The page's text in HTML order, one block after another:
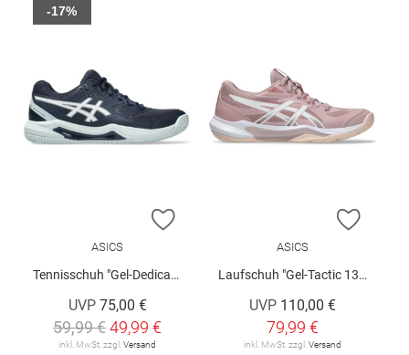
ZUR WUNSCHLISTE HINZUFÜGEN
ASICS
Tennisschuh "Gel-Dedicate 8 Clay W"
UVP 75,00 €
59,99 €49,99 €
inkl. MwSt. zzgl. Versand
-17%
ZUR
ASICS
Laufschuh "Gel-Tactic 13 W"
UVP 110,00 €
79,99 €
inkl. MwSt. zzgl. Versand